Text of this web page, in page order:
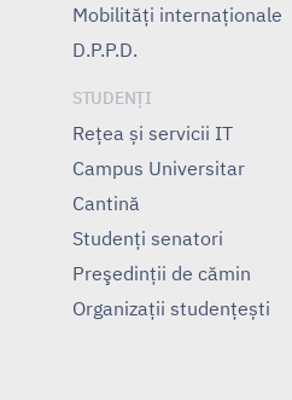
Mobilități internaționale
D.P.P.D.
STUDENȚI
Rețea și servicii IT
Campus Universitar
Cantină
Studenți senatori
Preşedinţii de cămin
Organizații studențești